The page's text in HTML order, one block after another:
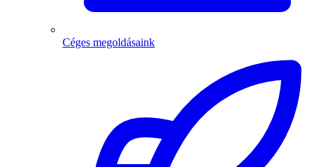
Céges megoldásaink